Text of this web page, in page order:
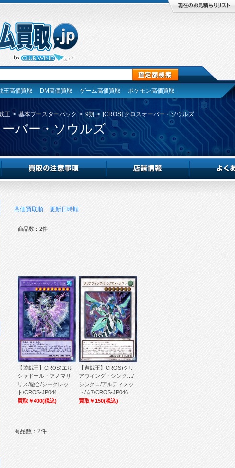
王高価買取 DM高価買取 ゲーム高価買取 ポケモン高価買取
王 > 基本ブースターパック > 9期 > [CROS] クロスオーバー・ソウルズ
バー・ソウルズ
高価買取順 更新日時順
商品数：2件
【遊戯王】CROS)エル
シャドール・アノマリ
リス/融合/シークレッ
ト/CROS-JP044
買取￥400(税込)
【遊戯王】CROS)クリ
アウィング・シンク…/
シンクロ/アルティメッ
ト/☆7/CROS-JP046
買取￥150(税込)
商品数：2件